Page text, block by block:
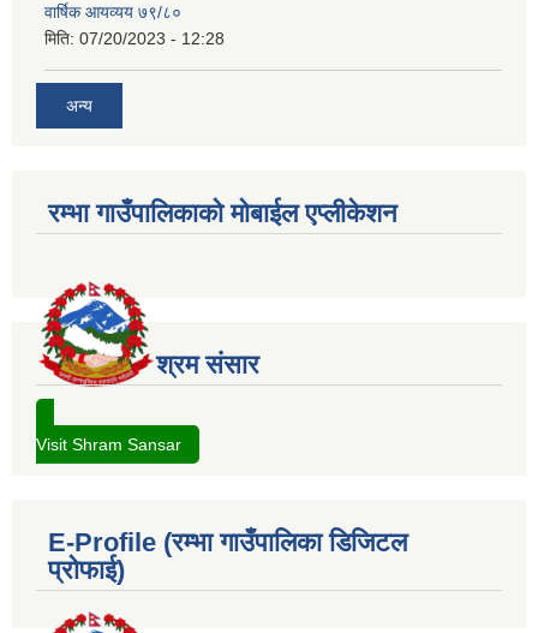
वार्षिक आयव्यय ७९/८०
मिति: 07/20/2023 - 12:28
अन्य
रम्भा गाउँपालिकाको मोबाईल एप्लीकेशन
श्रम संसार
Visit Shram Sansar
E-Profile (रम्भा गाउँपालिका डिजिटल
प्रोफाई)